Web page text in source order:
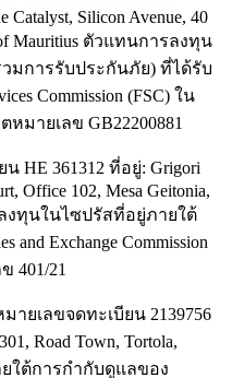
Catalyst, Silicon Avenue, 40
of Mauritius ตัวแทนการลงทุน
มการรับประกันภัย) ที่ได้รับ
Commission (FSC) ใน
มายเลข GB22200881
น HE 361312 ที่อยู่: Grigori
Office 102, Mesa Geitonia,
ลงทุนในไซปรัสที่อยู่ภายใต้
and Exchange Commission
401/21
มายเลขจดทะเบียน 2139756
Road Town, Tortola,
ยใต้การกำกับดูแลของ